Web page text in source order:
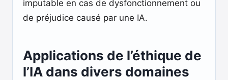
imputable en cas de dysfonctionnement ou
de préjudice causé par une IA.
Applications de l’éthique de
l’IA dans divers domaines